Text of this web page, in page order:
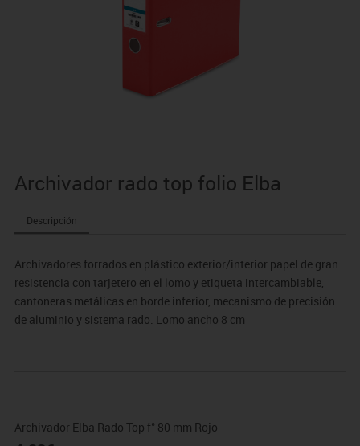
Archivador rado top folio Elba
Descripción
Archivadores forrados en plástico exterior/interior papel de gran
resistencia con tarjetero en el lomo y etiqueta intercambiable,
cantoneras metálicas en borde inferior, mecanismo de precisión
de aluminio y sistema rado. Lomo ancho 8 cm
Archivador Elba Rado Top f° 80 mm Rojo